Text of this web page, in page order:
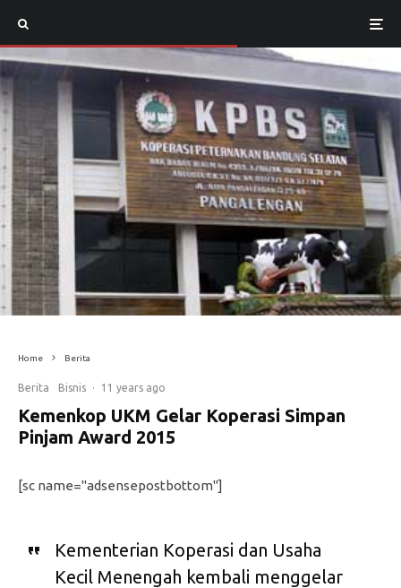
Home Berita
Berita Bisnis · 11 years ago
Kemenkop UKM Gelar Koperasi Simpan
Pinjam Award 2015
[sc name="adsensepostbottom"]
Kementerian Koperasi dan Usaha
Kecil Menengah kembali menggelar